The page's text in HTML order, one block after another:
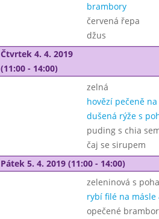
brambory
červená řepa
džus
Čtvrtek 4. 4. 2019
(11:00 - 14:00)
zelná
hovězí pečeně
dušená rýže s
puding s chia
čaj se sirupem
Pátek 5. 4. 2019 (11:00 - 14:00)
zeleninová s
rybí filé na másle
opečené